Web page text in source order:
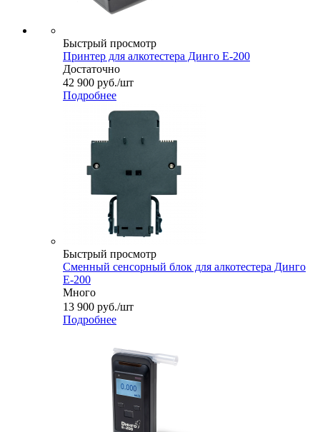
Быстрый просмотр
Принтер для алкотестера Динго Е-200
Достаточно
42 900 руб./шт
Подробнее
Быстрый просмотр
Сменный сенсорный блок для алкотестера Динго
Е-200
Много
13 900 руб./шт
Подробнее